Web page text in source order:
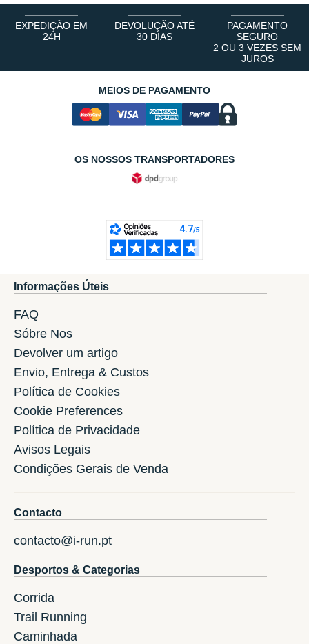
EXPEDIÇÃO EM
24H
DEVOLUÇÃO ATÉ
30 DIAS
PAGAMENTO
SEGURO
2 OU 3 VEZES SEM
JUROS
MEIOS DE PAGAMENTO
OS NOSSOS TRANSPORTADORES
Informações Úteis
FAQ
Sóbre Nos
Devolver um artigo
Envio, Entrega & Custos
Política de Cookies
Cookie Preferences
Política de Privacidade
Avisos Legais
Condições Gerais de Venda
Contacto
contacto@i-run.pt
Desportos & Categorias
Corrida
Trail Running
Caminhada